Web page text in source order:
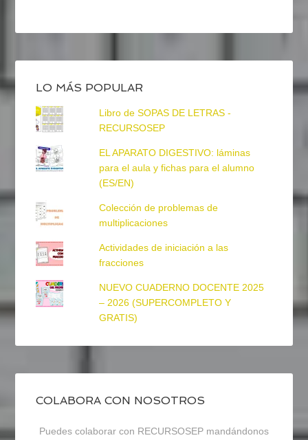
LO MÁS POPULAR
Libro de SOPAS DE LETRAS -
RECURSOSEP
EL APARATO DIGESTIVO: láminas
para el aula y fichas para el alumno
(ES/EN)
Colección de problemas de
multiplicaciones
Actividades de iniciación a las
fracciones
NUEVO CUADERNO DOCENTE 2025
– 2026 (SUPERCOMPLETO Y
GRATIS)
COLABORA CON NOSOTROS
Puedes colaborar con RECURSOSEP mandándonos